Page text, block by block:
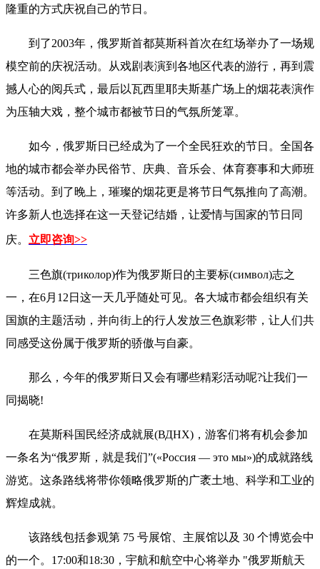
隆重的方式庆祝自己的节日。
到了2003年，俄罗斯首都莫斯科首次在红场举办了一场规
模空前的庆祝活动。从戏剧表演到各地区代表的游行，再到震
撼人心的阅兵式，最后以瓦西里耶夫斯基广场上的烟花表演作
为压轴大戏，整个城市都被节日的气氛所笼罩。
如今，俄罗斯日已经成为了一个全民狂欢的节日。全国各
地的城市都会举办民俗节、庆典、音乐会、体育赛事和大师班
等活动。到了晚上，璀璨的烟花更是将节日气氛推向了高潮。
许多新人也选择在这一天登记结婚，让爱情与国家的节日同
庆。 立即咨询>>
三色旗(триколор)作为俄罗斯日的主要标(символ)志之
一，在6月12日这一天几乎随处可见。各大城市都会组织有关
国旗的主题活动，并向街上的行人发放三色旗彩带，让人们共
同感受这份属于俄罗斯的骄傲与自豪。
那么，今年的俄罗斯日又会有哪些精彩活动呢?让我们一
同揭晓!
在莫斯科国民经济成就展(ВДНХ)，游客们将有机会参加
一条名为“俄罗斯，就是我们”(«Россия — это мы»)的成就路线
游览。这条路线将带你领略俄罗斯的广袤土地、科学和工业的
辉煌成就。
该路线包括参观第 75 号展馆、主展馆以及 30 个博览会中
的一个。17:00和18:30，宇航和航空中心将举办 "俄罗斯航天